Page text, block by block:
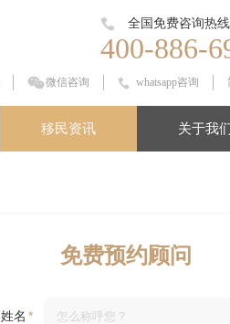
全国免费咨询热线
400-886-
微信咨询 whatsapp咨询
移民资讯 关于我
免费预约顾问
姓名